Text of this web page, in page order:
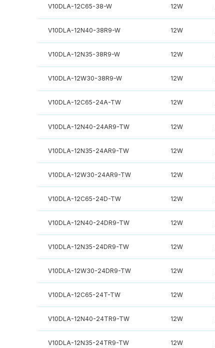
V10DLA-12C65-38-W 12W
V10DLA-12N40-38R9-W 12W
V10DLA-12N35-38R9-W 12W
V10DLA-12W30-38R9-W 12W
V10DLA-12C65-24A-TW 12W
V10DLA-12N40-24AR9-TW 12W
V10DLA-12N35-24AR9-TW 12W
V10DLA-12W30-24AR9-TW 12W
V10DLA-12C65-24D-TW 12W
V10DLA-12N40-24DR9-TW 12W
V10DLA-12N35-24DR9-TW 12W
V10DLA-12W30-24DR9-TW 12W
V10DLA-12C65-24T-TW 12W
V10DLA-12N40-24TR9-TW 12W
V10DLA-12N35-24TR9-TW 12W